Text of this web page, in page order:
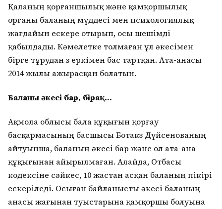
Қаланың қорғаншылық және қамқоршылық
органы баланың мүддесі мен психологиялық
жағдайын ескере отырып, осы шешімді
қабылдады. Кәмелетке толмаған ұл әкесімен
бірге тұрудан өз еркімен бас тартқан. Ата-анасы
2014 жылы ажырасқан болатын.
Баланың әкесі бар, бірақ...
Ақмола облысы бала құқығын қорғау
басқармасының басшысы Ботакөз Дүйсенованың
айтуынша, баланың әкесі бар және ол ата-ана
құқығынан айырылмаған. Алайда, Отбасы
кодексіне сәйкес, 10 жастан асқан баланың пікірі
ескеріледі. Осыған байланысты әкесі баланың
анасы жағынан туыстарына қамқоршы болуына